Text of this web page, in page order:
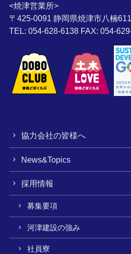
<焼津営業所>
〒425-0091 静岡県焼津市八楠
TEL: 054-628-6138 FAX: 054-
協力会社の皆様へ
News&Topics
採用情報
募集要項
河津建設の強み
社員寮